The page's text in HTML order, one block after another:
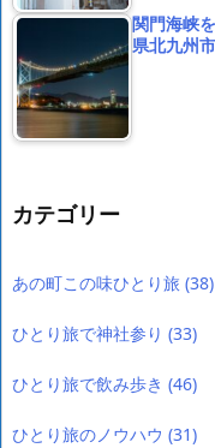
関門海峡
県北九州
カテゴリー
あの町この味ひとり旅 (38)
ひとり旅で神社参り (33)
ひとり旅で飲み歩き (46)
ひとり旅のノウハウ (31)